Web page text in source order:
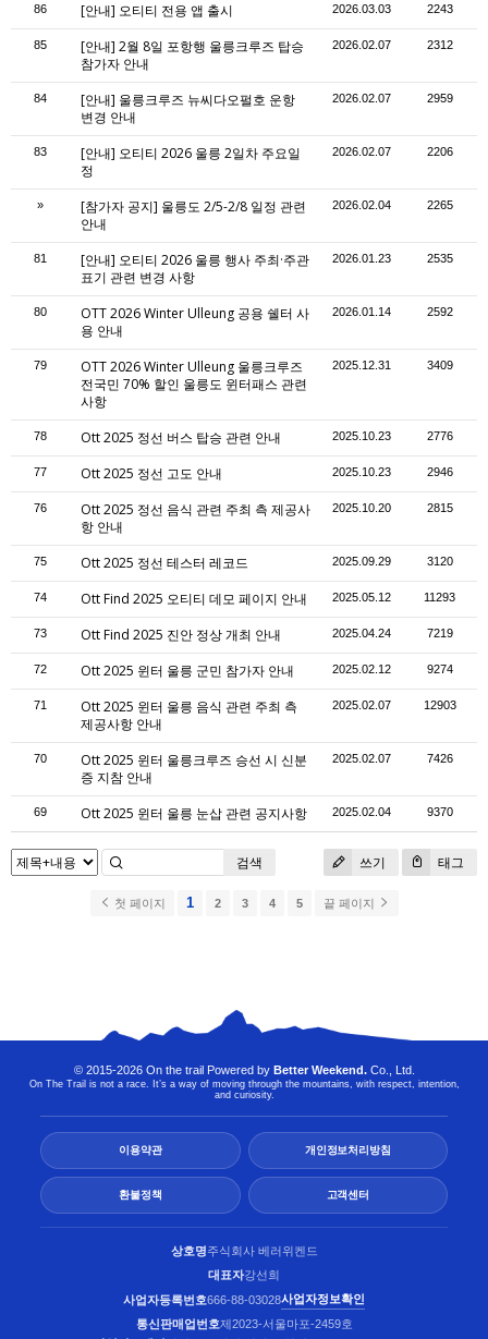
86 [안내] 오티티 전용 앱 출시 2026.03.03 2243
85
[안내] 2월 8일 포항행 울릉크루즈 탑승
참가자 안내
2026.02.07 2312
84
[안내] 울릉크루즈 뉴씨다오펄호 운항
변경 안내
2026.02.07 2959
83
[안내] 오티티 2026 울릉 2일차 주요일
정
2026.02.07 2206
»
[참가자 공지] 울릉도 2/5-2/8 일정 관련
안내
2026.02.04 2265
81
[안내] 오티티 2026 울릉 행사 주최·주관
표기 관련 변경 사항
2026.01.23 2535
80
OTT 2026 Winter Ulleung 공용 쉘터 사
용 안내
2026.01.14 2592
79
OTT 2026 Winter Ulleung 울릉크루즈
전국민 70% 할인 울릉도 윈터패스 관련
사항
2025.12.31 3409
78 Ott 2025 정선 버스 탑승 관련 안내 2025.10.23 2776
77 Ott 2025 정선 고도 안내 2025.10.23 2946
76
Ott 2025 정선 음식 관련 주최 측 제공사
항 안내
2025.10.20 2815
75 Ott 2025 정선 테스터 레코드 2025.09.29 3120
74 Ott Find 2025 오티티 데모 페이지 안내 2025.05.12 11293
73 Ott Find 2025 진안 정상 개최 안내 2025.04.24 7219
72 Ott 2025 윈터 울릉 군민 참가자 안내 2025.02.12 9274
71
Ott 2025 윈터 울릉 음식 관련 주최 측
제공사항 안내
2025.02.07 12903
70
Ott 2025 윈터 울릉크루즈 승선 시 신분
증 지참 안내
2025.02.07 7426
69 Ott 2025 윈터 울릉 눈삽 관련 공지사항 2025.02.04 9370
쓰기 태그
검색
첫 페이지 1 2 3 4 5 끝 페이지
© 2015-2026 On the trail Powered by Better Weekend.Co., Ltd.
On The Trail is not a race. It’s a way of moving through the mountains, with respect, intention,
and curiosity.
이용약관 개인정보처리방침
환불정책 고객센터
상호명주식회사 베러위켄드
대표자강선희
사업자등록번호666-88-03028사업자정보확인
통신판매업번호제2023-서울마포-2459호